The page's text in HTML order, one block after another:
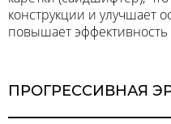
конструкции и улучшает
повышает эффективность
ПРОГРЕССИВНАЯ